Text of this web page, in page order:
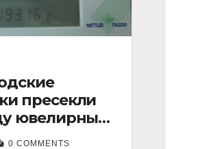
пресекли
ювелирных
млн рублей
0 COMMENTS